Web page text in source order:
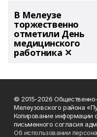
В Мелеузе
торжественно
отметили День
медицинского
работника ✕
© 2015-2026
Мелеузовского района
Копирование информации
письменного согласия
Об использовании